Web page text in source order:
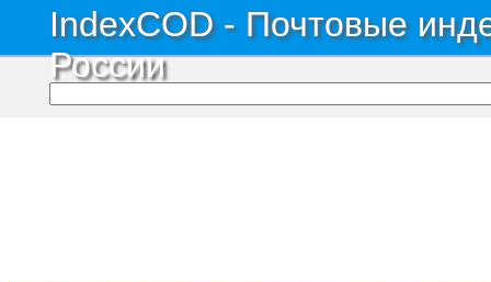
IndexCOD - Почтовые
России